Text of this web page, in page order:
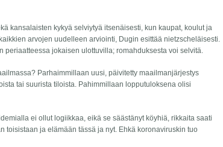
kansalaisten kykyä selviytyä itsenäisesti, kun kaupat, koulut ja
arvojen uudelleen arviointi, Dugin esittää nietzscheläisesti.
jokaisen ulottuvilla; romahduksesta voi selvitä.
Parhaimmillaan uusi, päivitetty maailmanjärjestys
tai suurista tiloista. Pahimmillaan lopputuloksena olisi
ei ollut logiikkaa, eikä se säästänyt köyhiä, rikkaita saati
ja elämään tässä ja nyt. Ehkä koronaviruskin tuo